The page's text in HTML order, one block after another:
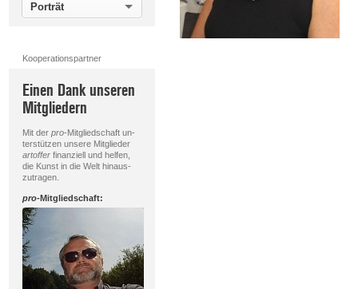
Porträt
Kooperationspartner
Einen Dank unseren
Mitgliedern
Mit der pro-Mitgliedschaft un-
terstützen unsere Mitglieder
artofferfinanziell und helfen,
die Kunst in die Welt hinaus-
zutragen.
pro-Mitgliedschaft: